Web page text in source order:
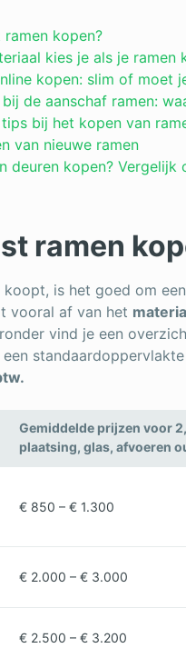
kopen?
kies je als je ramen
kopen: slim of moet
bij de aanschaf ramen:
bij het kopen van
van nieuwe ramen
deuren kopen?
ramen
koopt, is het goed om
vooral af van het
vind je een
Gemiddelde prijzen voor
plaatsing, glas, afvoeren
€ 850 – € 1.300
€ 2.000 – € 3.000
€ 2.500 – € 3.200